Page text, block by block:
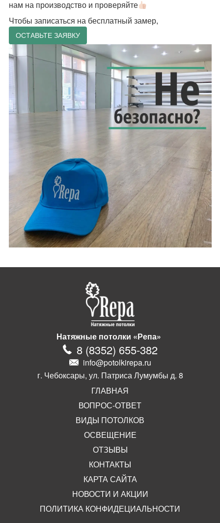
нам на производство и проверяйте
Чтобы записаться на бесплатный замер,
ОСТАВЬТЕ ЗАЯВКУ
Натяжные потолки «Репа»
8 (8352) 655-382
info@potolkirepa.ru
г. Чебоксары, ул. Патриса Лумумбы д. 8
ГЛАВНАЯ
ВОПРОС-ОТВЕТ
ВИДЫ ПОТОЛКОВ
ОСВЕЩЕНИЕ
ОТЗЫВЫ
КОНТАКТЫ
КАРТА САЙТА
НОВОСТИ И АКЦИИ
ПОЛИТИКА КОНФИДЕЦИАЛЬНОСТИ